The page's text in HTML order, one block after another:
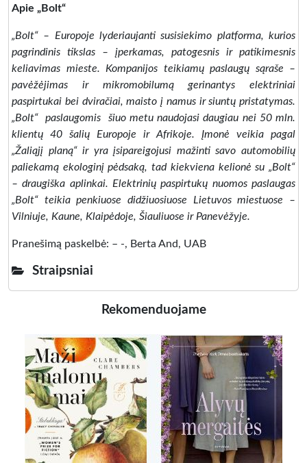
Apie „Bolt“
„Bolt“ – Europoje lyderiaujanti susisiekimo platforma, kurios
pagrindinis tikslas – įperkamas, patogesnis ir patikimesnis
keliavimas mieste. Kompanijos teikiamų paslaugų sąraše –
pavėžėjimas ir mikromobilumą gerinantys elektriniai
paspirtukai bei dviračiai, maisto į namus ir siuntų pristatymas.
„Bolt“ paslaugomis šiuo metu naudojasi daugiau nei 50 mln.
klientų 40 šalių Europoje ir Afrikoje. Įmonė veikia pagal
„Žaliąjį planą“ ir yra įsipareigojusi mažinti savo automobilių
paliekamą ekologinį pėdsaką, tad kiekviena kelionė su „Bolt“
– draugiška aplinkai. Elektrinių paspirtukų nuomos paslaugas
„Bolt“ teikia penkiuose didžiuosiuose Lietuvos miestuose –
Vilniuje, Kaune, Klaipėdoje, Šiauliuose ir Panevėžyje.
Pranešimą paskelbė: – -, Berta And, UAB
Straipsniai
Rekomenduojame